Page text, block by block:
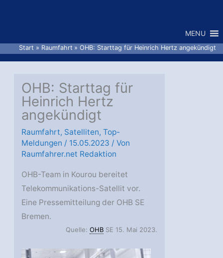
MENU
Start Raumfahrt OHB: Starttag für Heinrich Hertz angekündigt
OHB: Starttag für
Heinrich Hertz
angekündigt
Raumfahrt, Satelliten,Top-
Meldungen / 15.05.2023 / Von
Raumfahrer.net Redaktion
OHB-Team in Kourou bereitet
Telekommunikations-Satellit vor.
Eine Pressemitteilung der OHB SE
Bremen.
Quelle:OHB SE 15. Mai 2023.